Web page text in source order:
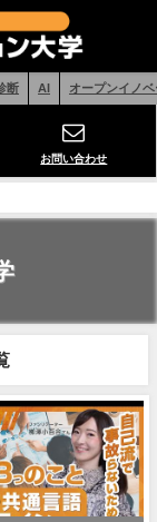
断 AI オープンイノ
お問い合わせ